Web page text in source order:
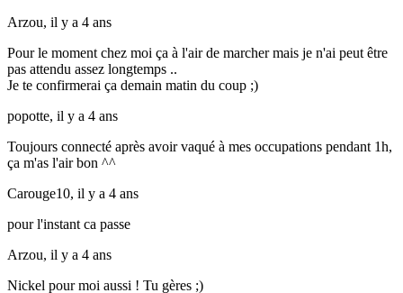
Arzou, il y a 4 ans
Pour le moment chez moi ça à l'air de marcher mais je n'ai peut être
pas attendu assez longtemps ..
Je te confirmerai ça demain matin du coup ;)
popotte, il y a 4 ans
Toujours connecté après avoir vaqué à mes occupations pendant 1h,
ça m'as l'air bon ^^
Carouge10, il y a 4 ans
pour l'instant ca passe
Arzou, il y a 4 ans
Nickel pour moi aussi ! Tu gères ;)